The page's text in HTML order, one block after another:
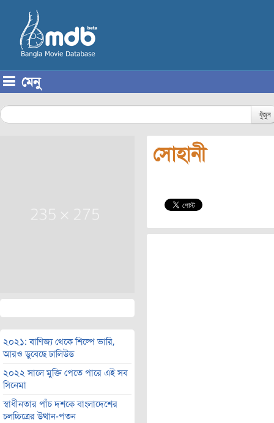
মেনু
খুঁজুন
২০২১: বাণিজ্য থেকে শিল্পে ভারি,
আরও ডুবেছে ঢালিউড
২০২২ সালে মুক্তি পেতে পারে এই সব
সিনেমা
স্বাধীনতার পাঁচ দশকে বাংলাদেশের
চলচ্চিত্রের উত্থান-পতন
সোহানী